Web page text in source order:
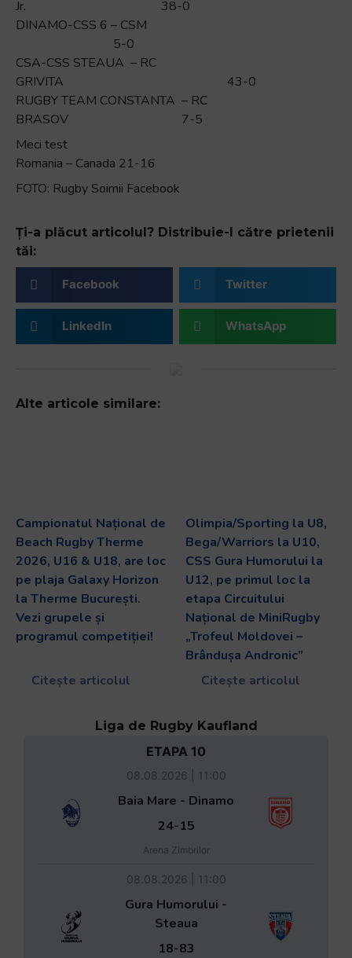
Jr. 38-0
DINAMO-CSS 6 – CSM
5-0
CSA-CSS STEAUA – RC
GRIVITA 43-0
RUGBY TEAM CONSTANTA – RC
BRASOV 7-5
Meci test
Romania – Canada 21-16
FOTO: Rugby Soimii Facebook
Ți-a plăcut articolul? Distribuie-l către prietenii
tăi:
Facebook Twitter
LinkedIn WhatsApp
Alte articole similare:
Campionatul Național de
Beach Rugby Therme
2026, U16 & U18, are loc
pe plaja Galaxy Horizon
la Therme București.
Vezi grupele și
programul competiției!
Citește articolul
Olimpia/Sporting la U8,
Bega/Warriors la U10,
CSS Gura Humorului la
U12, pe primul loc la
etapa Circuitului
Național de MiniRugby
„Trofeul Moldovei –
Brândușa Andronic”
Citește articolul
Liga de Rugby Kaufland
ETAPA 10
08.08.2026 | 11:00
Baia Mare - Dinamo
24-15
Arena Zimbrilor
08.08.2026 | 11:00
Gura Humorului -
Steaua
18-83